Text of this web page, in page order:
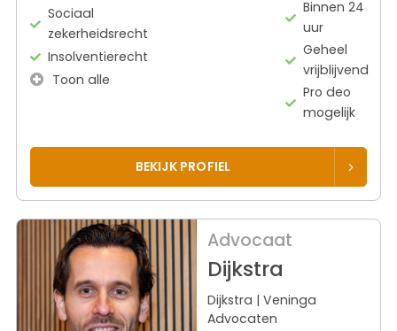
Sociaal
zekerheidsrecht
Insolventierecht
Toon alle
Binnen 24
uur
Geheel
vrijblijvend
Pro deo
mogelijk
BEKIJK PROFIEL
Advocaat
Dijkstra
Dijkstra | Veninga
Advocaten